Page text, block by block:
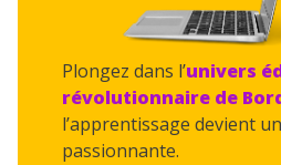
Plongez dans l’univers
révolutionnaire de
l’apprentissage devient
passionnante.